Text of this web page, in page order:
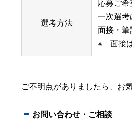
選考方法
応募ご希
一次選考
面接・筆
※ 面接は
ご不明点がありましたら、お
お問い合わせ・ご相談